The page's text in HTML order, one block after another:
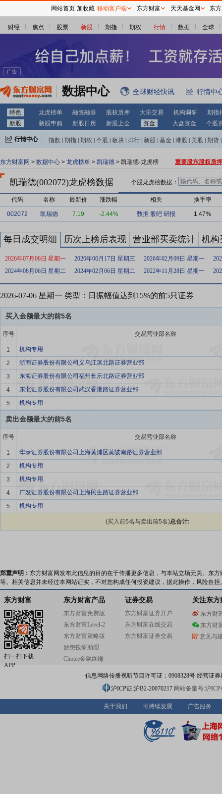
财经 焦点 股票 新股 期指 期权 行情 数据 全球
数据中心 全球财经快讯 行情中
特色 龙虎榜单 融资融券 股权质押 大宗交易 机构调研
期指
新股
新股申购 新股日历 新股上会 资金 大盘资金 个股
行情中心 指数 期指 期权 个股 板块 排行 新股 基金 港股 美股 期货
东方财富网 > 数据中心 > 龙虎榜单 > 凯瑞德 > 凯瑞德-龙虎榜 重要股东股权质
凯瑞德(002072)龙虎榜数据 个股龙虎榜数据：
代码 名称 最新价 涨跌幅 相关 换手率
002072 凯瑞德 7.19 -2.44% 数据 股吧 研报 1.47%
每日成交明细 历次上榜后表现 营业部买卖统计 机构
2026年07月06日 星期一 2026年06月17日 星期三 2026年02月09日 星期一
2024年08月06日 星期二
2024年02月06日 星期二 2022年11月28日 星期一
2026-07-06 星期一 类型：日振幅值达到15%的前5只证券
买入金额最大的前5名
序号 交易营业部名称
1
机构专用
2
浙商证券股份有限公司义乌江滨北路证券营业部
3
东海证券股份有限公司福州长乐北路证券营业部
4
东北证券股份有限公司武汉香港路证券营业部
5
机构专用
卖出金额最大的前5名
序号 交易营业部名称
1
华泰证券股份有限公司上海黄浦区黄陂南路证券营业部
2
机构专用
3
机构专用
4
广发证券股份有限公司上海民生路证券营业部
5
机构专用
(买入前5名与卖出前5名)总合计:
郑重声明： 东方财富网发布此信息的目的在于传播更多信息，与本站立场无关。东
等。相关信息并未经过本网站证实，不对您构成任何投资建议，据此操作，风险自担
网站首页 加收藏 移动客户端 东方财富 天天基金网 东